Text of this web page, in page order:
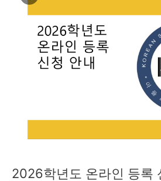
2026학년도 온라인 등록